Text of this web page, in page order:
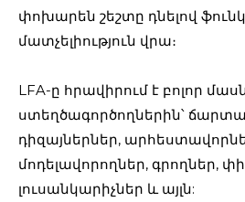
փոխարեն շեշտը դնելով
մատչելիություն վրա։
LFA-ը հրավիրում է բոլոր
ստեղծագործողներին՝
դիզայներներ,
մոդելավորողներ, գրողներ,
լուսանկարիչներ և այլն: